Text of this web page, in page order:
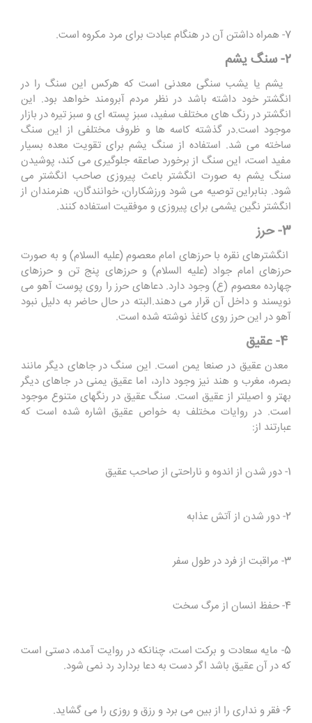
7- همراه داشتن آن در هنگام عبادت برای مرد مکروه است.
۲- سنگ یشم
یشم یا یشب سنگی معدنی است که هرکس این سنگ را در
انگشتر خود داشته باشد در نظر مردم آبرومند خواهد بود. این
انگشتر در رنگ های مختلف سفید، سبز پسته ای و سبز تیره در بازار
موجود است.در گذشته کاسه ها و ظروف مختلفی از این سنگ
ساخته می شد. استفاده از سنگ یشم برای تقویت معده بسیار
مفید است، این سنگ از برخورد صاعقه جلوگیری می کند، پوشیدن
سنگ یشم به صورت انگشتر باعث پیروزی صاحب انگشتر می
شود. بنابراین توصیه می شود ورزشکاران، خوانندگان، هنرمندان از
انگشتر نگین یشمی برای پیروزی و موفقیت استفاده کنند.
3- حرز
انگشترهای نقره با حرزهای امام معصوم (علیه السلام) و به صورت
حرزهای امام جواد (علیه السلام) و حرزهای پنج تن و حرزهای
چهارده معصوم (ع) وجود دارد. دعاهای حرز را روی پوست آهو می
نویسند و داخل آن قرار می دهند.البته در حال حاضر به دلیل نبود
آهو در این حرز روی کاغذ نوشته شده است.
معدن عقیق در صنعا یمن است. این سنگ در جاهای دیگر مانند
بصره، مغرب و هند نیز وجود دارد، اما عقیق یمنی در جاهای دیگر
بهتر و اصیلتر از عقیق است. سنگ عقیق در رنگهای متنوع موجود
است. در روایات مختلف به خواص عقیق اشاره شده است که
عبارتند از:
1- دور شدن از اندوه و ناراحتی از صاحب عقیق
2- دور شدن از آتش عذابه
3- مراقبت از فرد در طول سفر
4- حفظ انسان از مرگ سخت
5- مایه سعادت و برکت است، چنانکه در روایت آمده، دستی است
که در آن عقیق باشد اگر دست به دعا بردارد رد نمی شود.
6- فقر و نداری را از بین می برد و رزق و روزی را می گشاید.